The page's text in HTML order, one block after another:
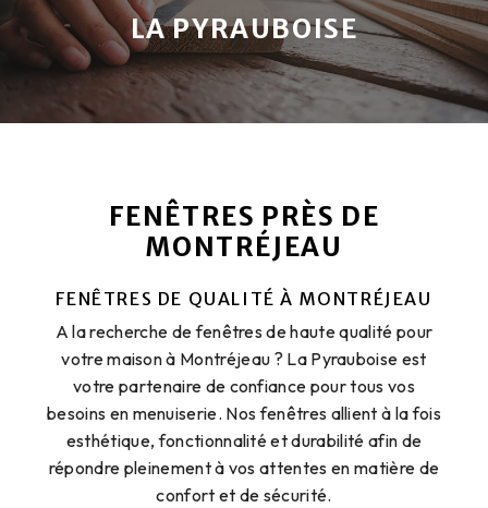
LA PYRAUBOISE
FENÊTRES PRÈS DE
MONTRÉJEAU
FENÊTRES DE QUALITÉ À MONTRÉJEAU
A la recherche de fenêtres de haute qualité pour
votre maison à Montréjeau ? La Pyrauboise est
votre partenaire de confiance pour tous vos
besoins en menuiserie. Nos fenêtres allient à la fois
esthétique, fonctionnalité et durabilité afin de
répondre pleinement à vos attentes en matière de
confort et de sécurité.